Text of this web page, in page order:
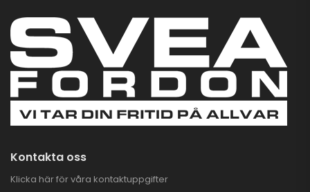
Kontakta oss
Klicka här för våra kontaktuppgifter